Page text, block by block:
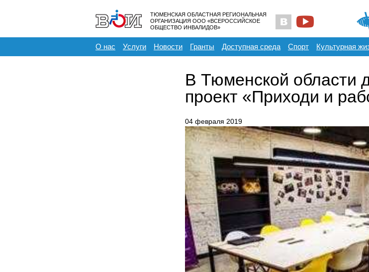
ТЮМЕНСКАЯ ОБЛАСТНАЯ РЕГИОНАЛЬНАЯ
ОРГАНИЗАЦИЯ ООО «ВСЕРОССИЙСКОЕ
ОБЩЕСТВО ИНВАЛИДОВ»
О нас Услуги Новости Гранты Доступная среда Спорт Культурная
В Тюменской области
проект «Приходи и
04 февраля 2019